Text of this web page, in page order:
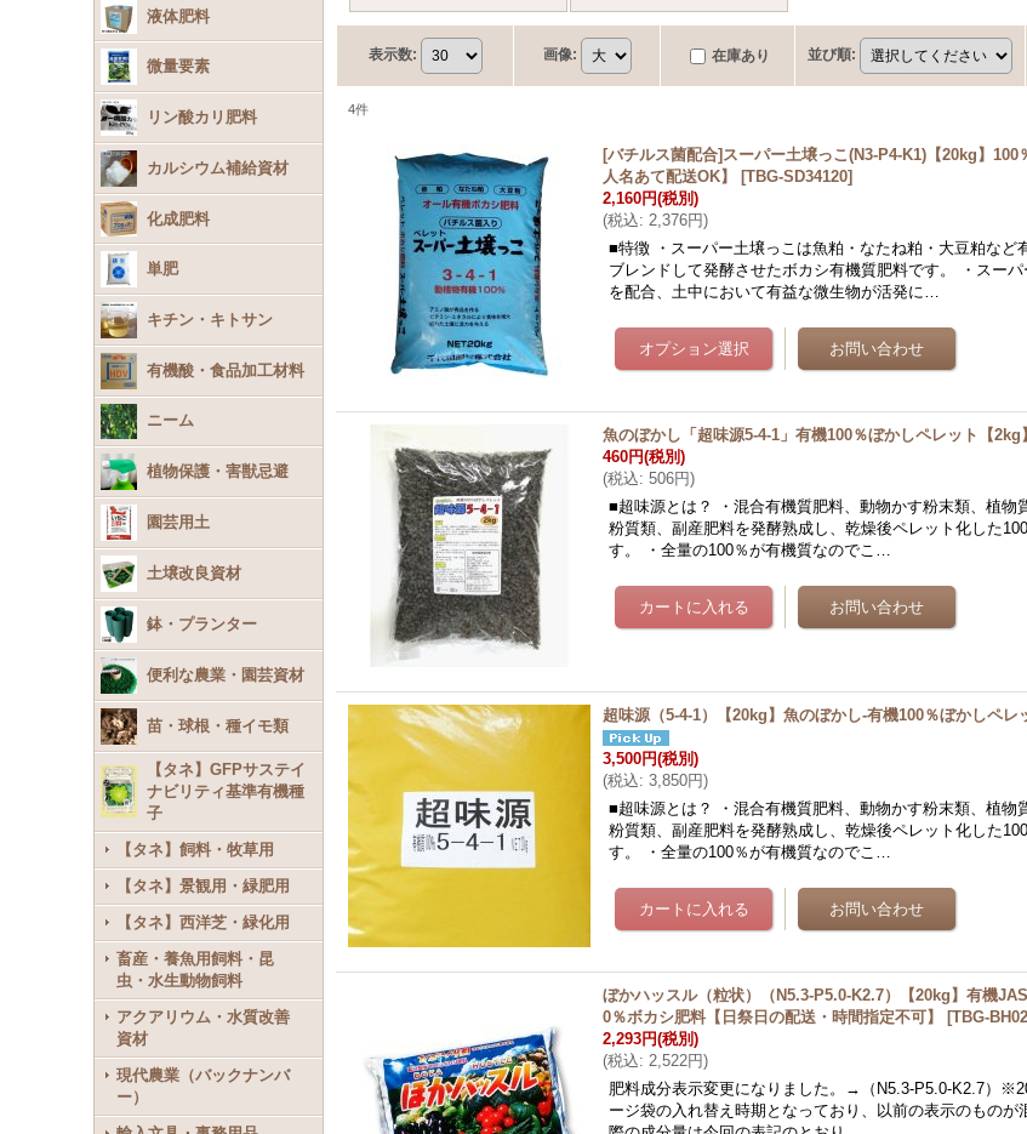
液体肥料
微量要素
リン酸カリ肥料
カルシウム補給資材
化成肥料
単肥
キチン・キトサン
有機酸・食品加工材料
ニーム
植物保護・害獣忌避
園芸用土
土壌改良資材
鉢・プランター
便利な農業・園芸資材
苗・球根・種イモ類
【タネ】GFPサステイ
ナビリティ基準有機種
子
【タネ】飼料・牧草用
【タネ】景観用・緑肥用
【タネ】西洋芝・緑化用
畜産・養魚用飼料・昆
虫・水生動物飼料
アクアリウム・水質改善
資材
現代農業（バックナンバ
ー）
表示数: 画像: 在庫あり 並び順:
4件
[バチルス菌配合]スーパー土壌っこ(N3-P4-K1)【20kg】100
人名あて配送OK】
[TBG-SD34120]
2,160円(税別)
(税込: 2,376円)
■特徴 ・スーパー土壌っこは魚粕・なたね粕・大豆粕など
ブレンドして発酵させたボカシ有機質肥料です。 ・スー
を配合、土中において有益な微生物が活発に…
魚のぼかし「超味源5-4-1」有機100％ぼかしペレット【2kg】
460円(税別)
(税込: 506円)
■超味源とは？ ・混合有機質肥料、動物かす粉末類、植物
粉質類、副産肥料を発酵熟成し、乾燥後ペレット化した
す。 ・全量の100％が有機質なのでこ…
超味源（5-4-1）【20kg】魚のぼかし-有機100％ぼかしペレ
3,500円(税別)
(税込: 3,850円)
■超味源とは？ ・混合有機質肥料、動物かす粉末類、植物
粉質類、副産肥料を発酵熟成し、乾燥後ペレット化した
す。 ・全量の100％が有機質なのでこ…
ぼかハッスル（粒状）（N5.3-P5.0-K2.7）【20kg】有機
0％ボカシ肥料【日祭日の配送・時間指定不可】
[TBG-
2,293円(税別)
(税込: 2,522円)
肥料成分表示変更になりました。→（N5.3-P5.0-K2.7）
ージ袋の入れ替え時期となっており、以前の表示のものが